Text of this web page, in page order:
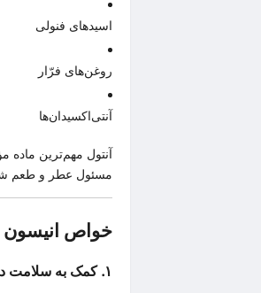
اسیدهای فنولی
روغن‌های فرّار
آنتی‌اکسیدان‌ها
آنتول مهم‌ترین ماده
مسئول عطر و طعم
خواص انیسون
۱. کمک به سلامت دستگاه گوارش